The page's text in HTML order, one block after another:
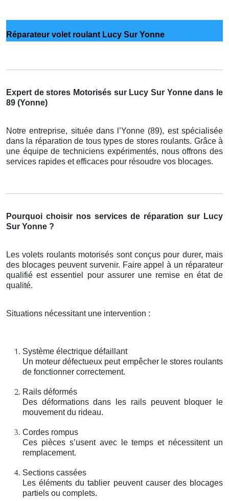
Réparateur volet roulant Lucy Sur Yonne
Expert de stores Motorisés sur Lucy Sur Yonne dans le
89 (Yonne)
Notre entreprise, située dans l’Yonne (89), est spécialisée
dans la réparation de tous types de stores roulants. Grâce à
une équipe de techniciens expérimentés, nous offrons des
services rapides et efficaces pour résoudre vos blocages.
Pourquoi choisir nos services de réparation sur Lucy
Sur Yonne ?
Les volets roulants motorisés sont conçus pour durer, mais
des blocages peuvent survenir. Faire appel à un réparateur
qualifié est essentiel pour assurer une remise en état de
qualité.
Situations nécessitant une intervention :
Système électrique défaillant
Un moteur défectueux peut empêcher le stores roulants
de fonctionner correctement.
Rails déformés
Des déformations dans les rails peuvent bloquer le
mouvement du rideau.
Cordes rompus
Ces pièces s’usent avec le temps et nécessitent un
remplacement.
Sections cassées
Les éléments du tablier peuvent causer des blocages
partiels ou complets.